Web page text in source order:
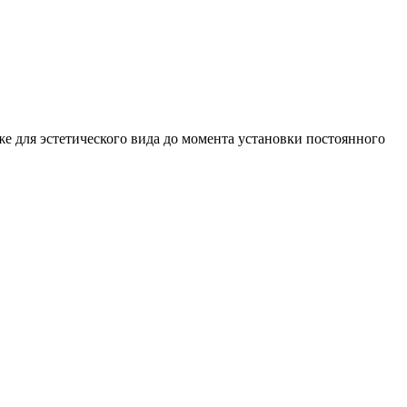
эстетического вида до момента установки постоянного